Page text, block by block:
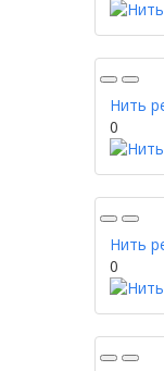
Нить
0
Нить
0